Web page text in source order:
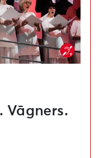
Vāgners.